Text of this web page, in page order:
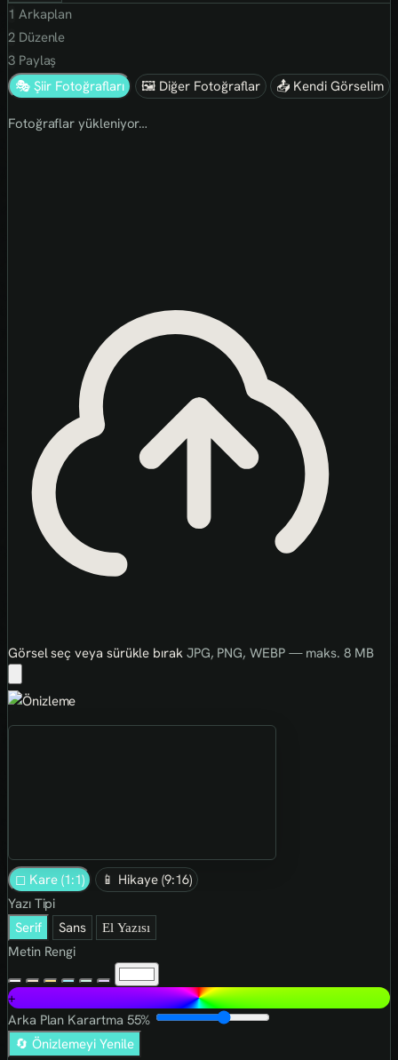
1 Arkaplan
2Düzenle
3Paylaş
🎭 Şiir Fotoğrafları
🖼 Diğer Fotoğraflar 📤 Kendi Görselim
Fotoğraflar yükleniyor…
Görsel seç veya sürükle bırak JPG, PNG, WEBP — maks. 8 MB
◻ Kare (1:1)
📱 Hikaye (9:16)
Yazı Tipi
Serif
Sans El Yazısı
Metin Rengi
+
Arka Plan Karartma 55%
🔄 Önizlemeyi Yenile